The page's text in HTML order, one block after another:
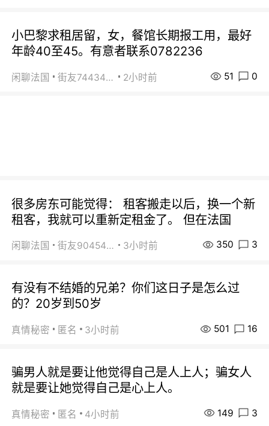
小巴黎求租居留，女，餐馆长期报工用，最好
年龄40至45。有意者联系0782236
闲聊法国 街友74434350 2小时前 51 0
很多房东可能觉得： 租客搬走以后，换一个新
租客，我就可以重新定租金了。 但在法国
闲聊法国 街友90454511 3小时前 350 3
有没有不结婚的兄弟？你们这日子是怎么过
的？20岁到50岁
真情秘密 匿名 3小时前 501 16
骗男人就是要让他觉得自己是人上人；骗女人
就是要让她觉得自己是心上人。
真情秘密 匿名 4小时前 149 3